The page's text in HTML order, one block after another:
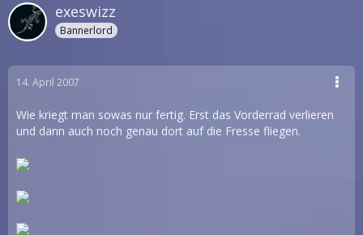
exeswizz
Bannerlord
14. April 2007
Wie kriegt man sowas nur fertig. Erst das Vorderrad verlieren
und dann auch noch genau dort auf die Fresse fliegen.